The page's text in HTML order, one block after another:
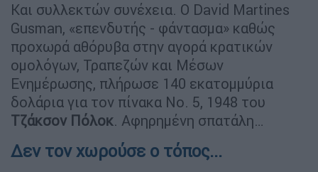
Και συλλεκτών συνέχεια. Ο David Martines
Gusman, «επενδυτής - φάντασμα» καθώς
προχωρά αθόρυβα στην αγορά κρατικών
ομολόγων, Τραπεζών και Μέσων
Ενημέρωσης, πλήρωσε 140 εκατομμύρια
δολάρια για τον πίνακα Νο. 5, 1948 του
Τζάκσον Πόλοκ. Αφηρημένη σπατάλη…
Δεν τον χωρούσε ο τόπος...